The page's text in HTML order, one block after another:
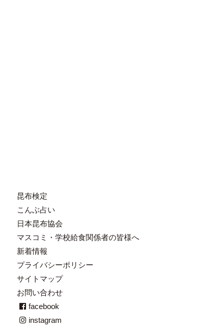
昆布検定
こんぶ占い
日本昆布協会
マスコミ・学校給食関係者の皆様へ
新着情報
プライバシーポリシー
サイトマップ
お問い合わせ
facebook
instagram